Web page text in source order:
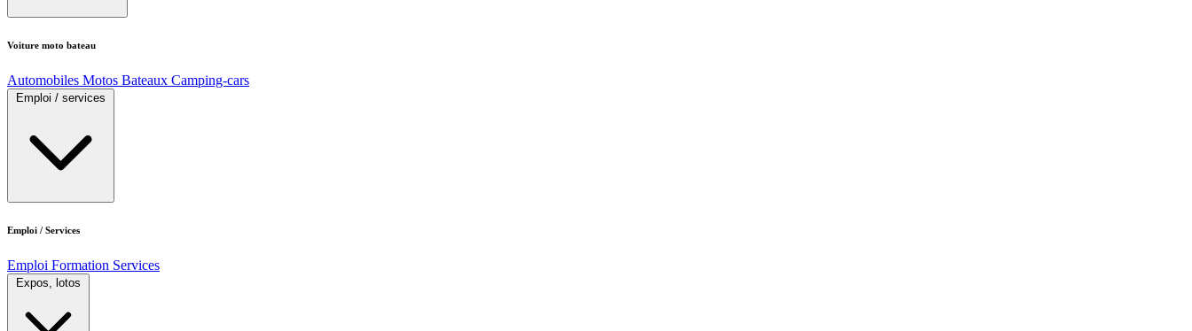
Voiture moto bateau
Automobiles Motos Bateaux Camping-cars
Emploi / services
Emploi / Services
Emploi Formation Services
Expos, lotos